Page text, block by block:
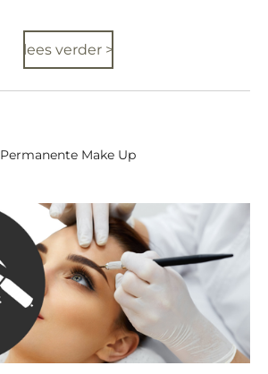
lees verder >
Permanente Make Up